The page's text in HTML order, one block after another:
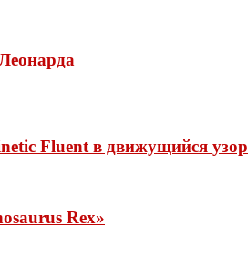
Fluent в движущийся узор
Rex»